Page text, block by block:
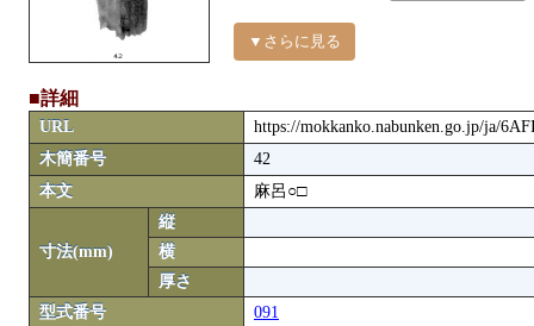
▼さらに見る
■詳細
URL
https://mokkanko.nabunken.go.jp/ja/
木簡番号
42
本文
麻呂○□
寸法(mm)
縦
横
厚さ
型式番号
091